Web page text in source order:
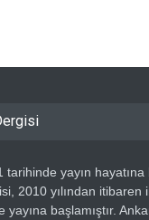
tarihinde yayın hayatına
2010 yılından itibaren
yayına başlamıştır.